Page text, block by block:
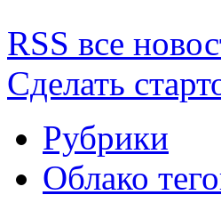
RSS все
Сделать
Рубрики
Облако